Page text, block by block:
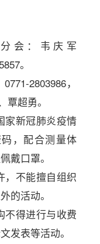
会： 韦庆军
。
0771-2803986，
覃超勇。
家新冠肺炎疫情
，配合测量体
戴口罩。
，不能擅自组织
的活动。
不得进行与收费
发表等活动。